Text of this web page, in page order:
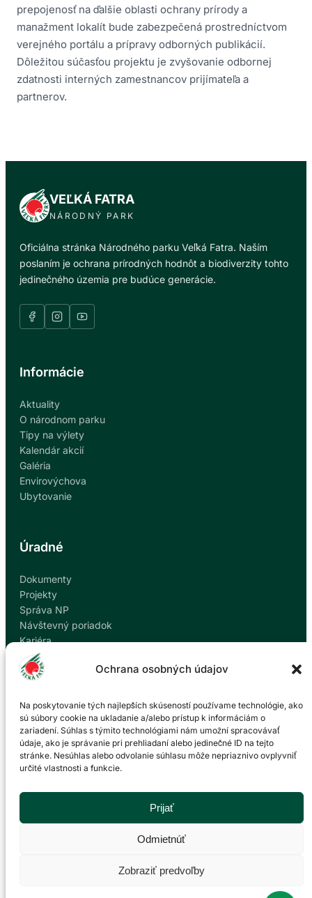
Ochrana osobných údajov
Na poskytovanie tých najlepších skúseností používame technológie, ako
sú súbory cookie na ukladanie a/alebo prístup k informáciám o
zariadení. Súhlas s týmito technológiami nám umožní spracovávať
údaje, ako je správanie pri prehliadaní alebo jedinečné ID na tejto
stránke. Nesúhlas alebo odvolanie súhlasu môže nepriaznivo ovplyvniť
určité vlastnosti a funkcie.
Prijať
Odmietnúť
Zobraziť predvoľby
prepojenosť na ďalšie oblasti ochrany prírody a
manažment lokalít bude zabezpečená prostredníctvom
verejného portálu a prípravy odborných publikácií.
Dôležitou súčasťou projektu je zvyšovanie odbornej
zdatnosti interných zamestnancov prijímateľa a
partnerov.
VEĽKÁ FATRA
NÁRODNÝ PARK
Oficiálna stránka Národného parku Veľká Fatra. Naším
poslaním je ochrana prírodných hodnôt a biodiverzity tohto
jedinečného územia pre budúce generácie.
Informácie
Aktuality
O národnom parku
Tipy na výlety
Kalendár akcií
Galéria
Envirovýchova
Ubytovanie
Úradné
Dokumenty
Projekty
Správa NP
Návštevný poriadok
Kariéra
Kontakty
Ochrana osobných údajov
Kontakt
Správa Národného parku Veľká Fatra so sídlom v
P. O. Hviezdoslava 73/38